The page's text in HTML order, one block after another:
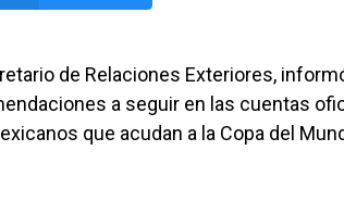
de Relaciones Exteriores,
a seguir en las cuentas
que acudan a la Copa del